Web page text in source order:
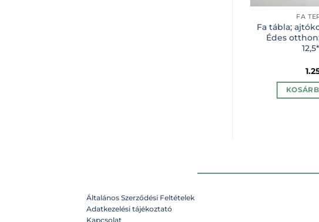
FA
Fa tábla;
Édes
Általános Szerződési Feltételek
Adatkezelési tájékoztató
Kapcsolat